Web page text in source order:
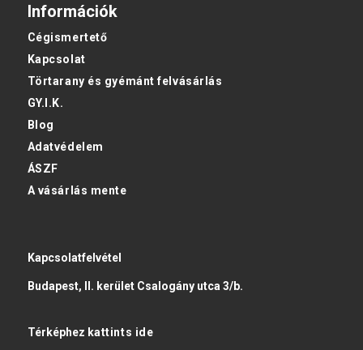
Információk
Cégismertető
Kapcsolat
Törtarany és gyémánt felvásárlás
GY.I.K.
Blog
Adatvédelem
ÁSZF
A vásárlás mente
Kapcsolatfelvétel
Budapest, II. kerület Csalogány utca 3/b.
Térképhez kattints ide